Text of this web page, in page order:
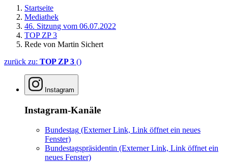
Startseite
Mediathek
46. Sitzung vom 06.07.2022
TOP ZP 3
Rede von Martin Sichert
zurück zu: TOP ZP 3 ()
Instagram
Instagram-Kanäle
Bundestag (Externer Link, Link öffnet ein neues
Fenster)
Bundestagspräsidentin (Externer Link, Link öffnet ein
neues Fenster)